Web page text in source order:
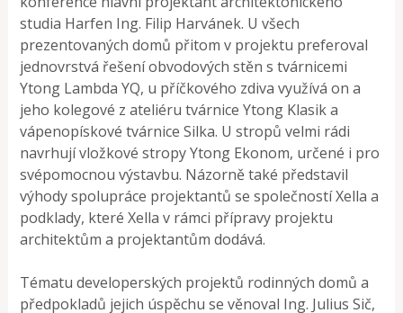
studia Harfen Ing. Filip Harvánek. U všech
prezentovaných domů přitom v projektu preferoval
jednovrstvá řešení obvodových stěn s tvárnicemi
Ytong Lambda YQ, u příčkového zdiva využívá on a
jeho kolegové z ateliéru tvárnice Ytong Klasik a
vápenopískové tvárnice Silka. U stropů velmi rádi
navrhují vložkové stropy Ytong Ekonom, určené i pro
svépomocnou výstavbu. Názorně také představil
výhody spolupráce projektantů se společností Xella a
podklady, které Xella v rámci přípravy projektu
architektům a projektantům dodává.
Tématu developerských projektů rodinných domů a
předpokladů jejich úspěchu se věnoval Ing. Julius Sič,